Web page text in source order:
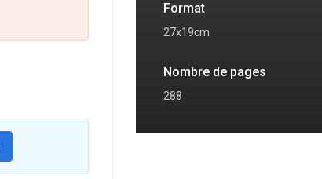
Format
27x19cm
Nombre de pages
288